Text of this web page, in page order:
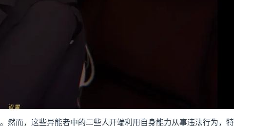
然而，这些异能者中的二些人开端利用自身能力从事违法行为，特